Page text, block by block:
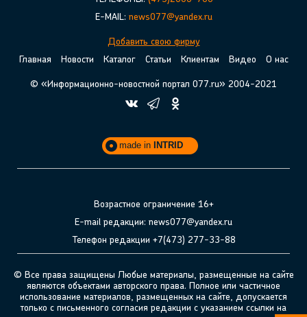
E-MAIL: news077@yandex.ru
Добавить свою фирму
Главная
Новости Каталог Статьи Клиентам Видео О нас
© «Информационно-новостной портал 077.ru» 2004-2021
made in INTRID
Возрастное ограничение 16+
E-mail редакции: news077@yandex.ru
Телефон редакции +7(473) 277-33-88
© Все права защищены Любые материалы, размещенные на сайте
являются объектами авторского права. Полное или частичное
использование материалов, размещенных на сайте, допускается
только с письменного согласия редакции с указанием ссылки на